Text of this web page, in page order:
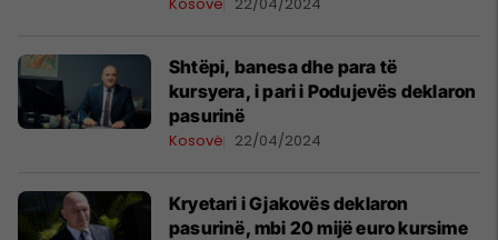
Shtëpi, banesa dhe para të
kursyera, i pari i Podujevës deklaron
pasurinë
Kosovë 22/04/2024
Kryetari i Gjakovës deklaron
pasurinë, mbi 20 mijë euro kursime